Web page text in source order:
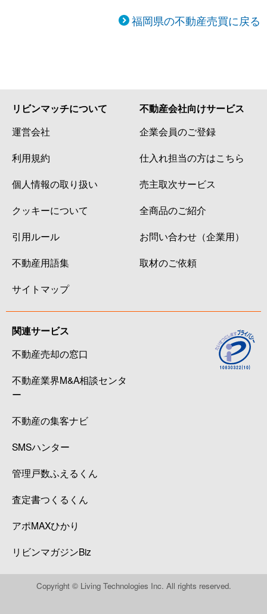
福岡県の不動産売買に戻る
リビンマッチについて
運営会社
利用規約
個人情報の取り扱い
クッキーについて
引用ルール
不動産用語集
サイトマップ
不動産会社向けサービス
企業会員のご登録
仕入れ担当の方はこちら
売主取次サービス
全商品のご紹介
お問い合わせ（企業用）
取材のご依頼
関連サービス
不動産売却の窓口
不動産業界M&A相談センタ
ー
不動産の集客ナビ
SMSハンター
管理戸数ふえるくん
査定書つくるくん
アポMAXひかり
リビンマガジンBiz
Copyright © Living Technologies Inc. All rights reserved.